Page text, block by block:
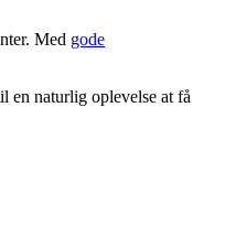
Med gode
en naturlig oplevelse at få